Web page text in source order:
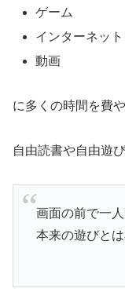
ゲーム
インターネット
動画
に多くの時間を費
自由読書や自由遊
画面の前で一
本来の遊びと